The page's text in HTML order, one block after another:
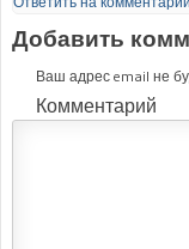
Добавить
Ваш адрес email не
Комментарий